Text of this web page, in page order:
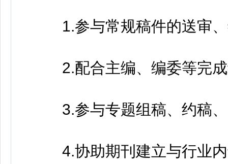
1.参与常规稿件的送审、
2.配合主编、编委等完成
3.参与专题组稿、约稿、
4.协助期刊建立与行业内